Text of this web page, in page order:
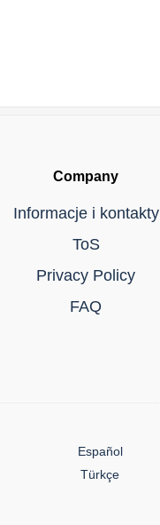
Company
Informacje i kontakty
ToS
Privacy Policy
FAQ
Español
Türkçe